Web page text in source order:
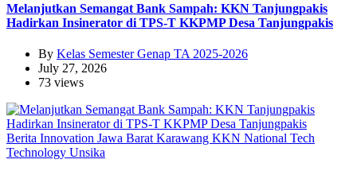
Melanjutkan Semangat Bank Sampah: KKN Tanjungpakis
Hadirkan Insinerator di TPS-T KKPMP Desa Tanjungpakis
By Kelas Semester Genap TA 2025-2026
July 27, 2026
73 views
Berita Innovation Jawa Barat Karawang KKN National Tech
Technology Unsika